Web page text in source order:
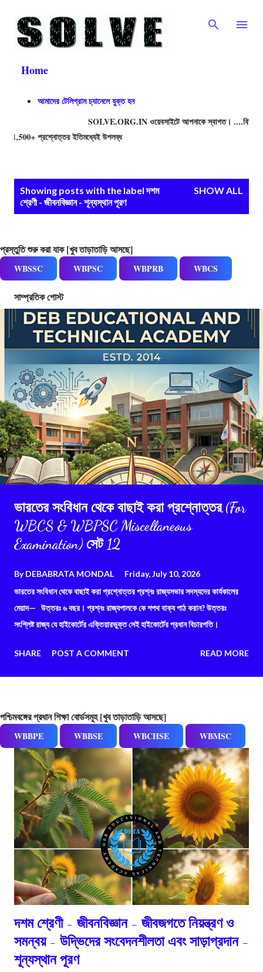
Skip to main content
Home
আমাদের টেলিগ্রাম চ্যানেলে যুক্ত হন
SOLVE.ORG.IN ওয়েবসাইটে আপনাকে স্বাগত। ....বিভিন্ন
প্রশ্নোত্তর ইতিমধ্যেই উপলব্ধ
s
Showing posts with the labelদশম
শ্রেণী - জীবনবিজ্ঞান - শূন্যস্থান পূরণ
SHOW ALL
প্রস্তুতি শুরু করা যাক [খুব তাড়াতাড়ি আসছে]
WBSSC WBPSC WBPRB WBCS
সাম্প্রতিক পোস্ট
ভারতের সংবিধান থেকে বাছাই করা প্রশ্নোত্তর,(For
WBCS & WBPSC Miscellaneous
Examination) সেট 12
ByDEBABRATA MONDAL
Friday, July 10, 2026
ভারতের সংবিধান থেকে বাছাই করা প্রশ্নোত্তর প্রশ্নঃ রাজ্যসভার সদস্যদের কার্যকালের
মেয়াদ— উত্তরঃ ৬ বছর। প্রশ্নঃ রাজ্যপালকে কে শপথ বাক্য পাঠ করান? উত্তরঃ
সংশ্লিষ্ট রাজ্য যে হাইকোর্টের এক্তিয়ারভুক্ত সেই হাইকোর্টের প্রধান বিচারপতি।
SHARE POST A COMMENT READ MORE
পশ্চিমবঙ্গের প্রধান শিক্ষা বোর্ডসমূহ [খুব তাড়াতাড়ি আসছে]
WBBPE WBBSE WBCHSE WBMSC
দশম শ্রেণী - জীবনবিজ্ঞান - জীবজগতে নিয়ন্ত্রণ ও
সমন্বয় - উদ্ভিদের সংবেদনশীলতা এবং সাড়াপ্রদান -
শূন্যস্থান পূরণ